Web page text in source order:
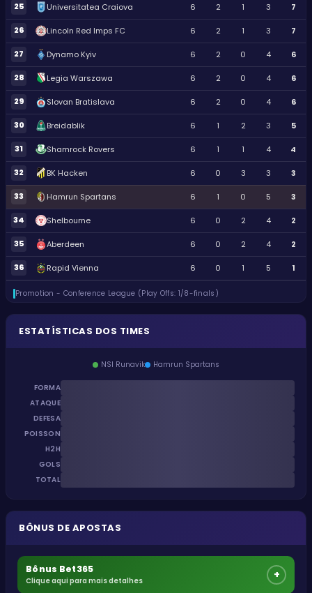
25 Universitatea Craiova 6 2 1 3 7
26 Lincoln Red Imps FC 6 2 1 3 7
27 Dynamo Kyiv 6 2 0 4 6
28 Legia Warszawa 6 2 0 4 6
29 Slovan Bratislava 6 2 0 4 6
30 Breidablik 6 1 2 3 5
31 Shamrock Rovers 6 1 1 4 4
32 BK Hacken 6 0 3 3 3
33 Hamrun Spartans 6 1 0 5 3
34 Shelbourne 6 0 2 4 2
35 Aberdeen 6 0 2 4 2
36 Rapid Vienna 6 0 1 5 1
Promotion - Conference League (Play Offs: 1/8-finals)
ESTATÍSTICAS DOS TIMES
NSI Runavik Hamrun Spartans
FORMA
ATAQUE
DEFESA
POISSON
H2H
GOLS
TOTAL
BÔNUS DE APOSTAS
Bônus Bet365
Clique aqui para mais detalhes +